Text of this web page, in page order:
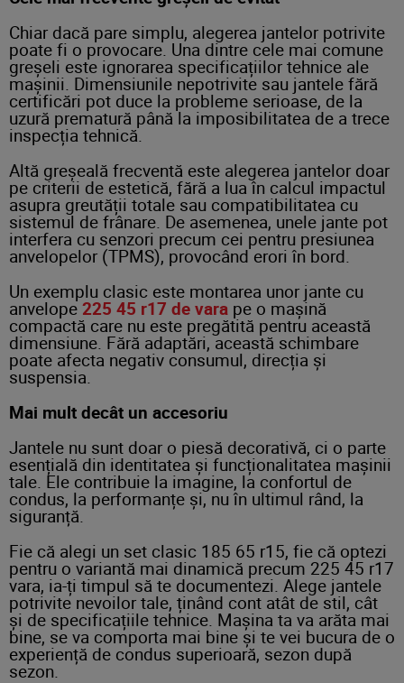
Chiar dacă pare simplu, alegerea jantelor potrivite
poate fi o provocare. Una dintre cele mai comune
greșeli este ignorarea specificațiilor tehnice ale
mașinii. Dimensiunile nepotrivite sau jantele fără
certificări pot duce la probleme serioase, de la
uzură prematură până la imposibilitatea de a trece
inspecția tehnică.
Altă greșeală frecventă este alegerea jantelor doar
pe criterii de estetică, fără a lua în calcul impactul
asupra greutății totale sau compatibilitatea cu
sistemul de frânare. De asemenea, unele jante pot
interfera cu senzori precum cei pentru presiunea
anvelopelor (TPMS), provocând erori în bord.
Un exemplu clasic este montarea unor jante cu
anvelope 225 45 r17 de vara pe o mașină
compactă care nu este pregătită pentru această
dimensiune. Fără adaptări, această schimbare
poate afecta negativ consumul, direcția și
suspensia.
Mai mult decât un accesoriu
Jantele nu sunt doar o piesă decorativă, ci o parte
esențială din identitatea și funcționalitatea mașinii
tale. Ele contribuie la imagine, la confortul de
condus, la performanțe și, nu în ultimul rând, la
siguranță.
Fie că alegi un set clasic 185 65 r15, fie că optezi
pentru o variantă mai dinamică precum 225 45 r17
vara, ia-ți timpul să te documentezi. Alege jantele
potrivite nevoilor tale, ținând cont atât de stil, cât
și de specificațiile tehnice. Mașina ta va arăta mai
bine, se va comporta mai bine și te vei bucura de o
experiență de condus superioară, sezon după
sezon.